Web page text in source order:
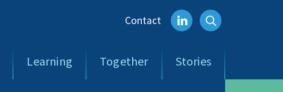
Contact
Learning Together Stories